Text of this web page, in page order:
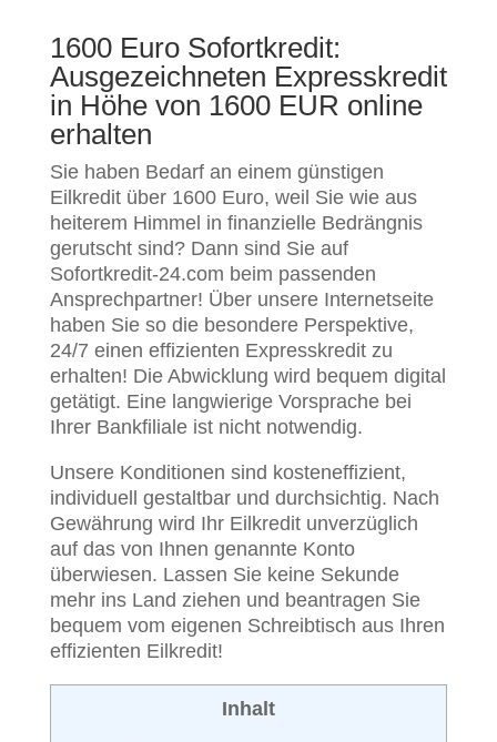
1600 Euro Sofortkredit:
Ausgezeichneten Expresskredit
in Höhe von 1600 EUR online
erhalten
Sie haben Bedarf an einem günstigen
Eilkredit über 1600 Euro, weil Sie wie aus
heiterem Himmel in finanzielle Bedrängnis
gerutscht sind? Dann sind Sie auf
Sofortkredit-24.com beim passenden
Ansprechpartner! Über unsere Internetseite
haben Sie so die besondere Perspektive,
24/7 einen effizienten Expresskredit zu
erhalten! Die Abwicklung wird bequem digital
getätigt. Eine langwierige Vorsprache bei
Ihrer Bankfiliale ist nicht notwendig.
Unsere Konditionen sind kosteneffizient,
individuell gestaltbar und durchsichtig. Nach
Gewährung wird Ihr Eilkredit unverzüglich
auf das von Ihnen genannte Konto
überwiesen. Lassen Sie keine Sekunde
mehr ins Land ziehen und beantragen Sie
bequem vom eigenen Schreibtisch aus Ihren
effizienten Eilkredit!
Inhalt